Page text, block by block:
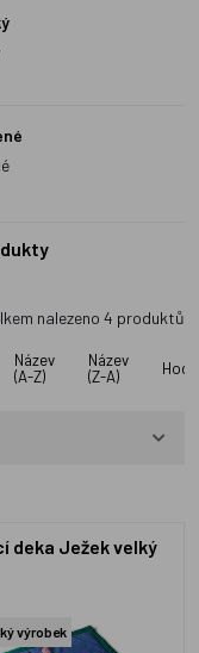
nalezeno 4 produktů
Název
(A-Z)
Název
(Z-A)
deka Ježek velký
výrobek